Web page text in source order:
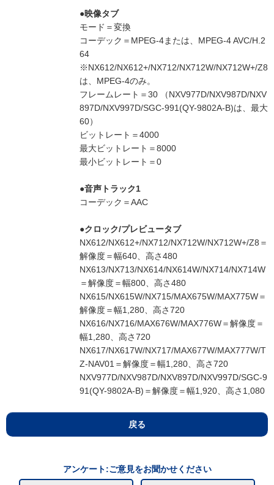
●映像タブ
モード＝変換
コーデック＝MPEG-4または、MPEG-4 AVC/H.2
64
※NX612/NX612+/NX712/NX712W/NX712W+/Z8
は、MPEG-4のみ。
フレームレート＝30 （NXV977D/NXV987D/NXV
897D/NXV997D/SGC-991(QY-9802A-B)は、最大
60）
ビットレート＝4000
最大ビットレート＝8000
最小ビットレート＝0
●音声トラック1
コーデック＝AAC
●クロック/プレビュータブ
NX612/NX612+/NX712/NX712W/NX712W+/Z8＝
解像度＝幅640、高さ480
NX613/NX713/NX614/NX614W/NX714/NX714W
＝解像度＝幅800、高さ480
NX615/NX615W/NX715/MAX675W/MAX775W＝
解像度＝幅1,280、高さ720
NX616/NX716/MAX676W/MAX776W＝解像度＝
幅1,280、高さ720
NX617/NX617W/NX717/MAX677W/MAX777W/T
Z-NAV01＝解像度＝幅1,280、高さ720
NXV977D/NXV987D/NXV897D/NXV997D/SGC-9
91(QY-9802A-B)＝解像度＝幅1,920、高さ1,080
戻る
アンケート:ご意見をお聞かせください